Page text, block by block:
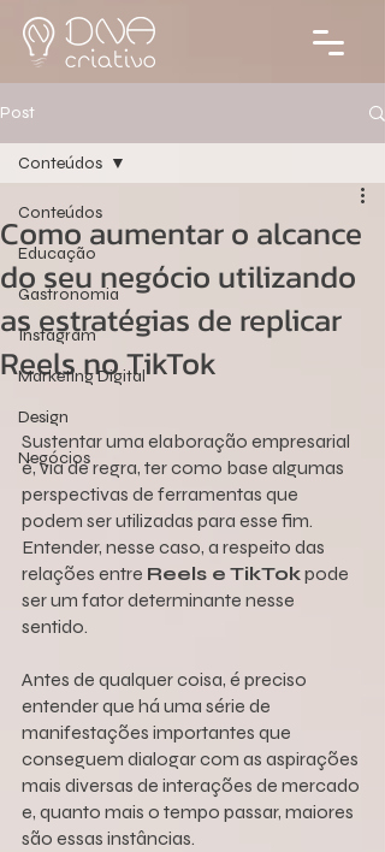
Post
Conteúdos
Educação
Gastronomia
Instagram
Marketing Digital
Design
Negócios
Conteúdos
Como aumentar o alcance
do seu negócio utilizando
as estratégias de replicar
Reels no TikTok
Sustentar uma elaboração empresarial
é, via de regra, ter como base algumas
perspectivas de ferramentas que
podem ser utilizadas para esse fim.
Entender, nesse caso, a respeito das
relações entre Reels e TikTok pode
ser um fator determinante nesse
sentido.
Antes de qualquer coisa, é preciso
entender que há uma série de
manifestações importantes que
conseguem dialogar com as aspirações
mais diversas de interações de mercado
e, quanto mais o tempo passar, maiores
são essas instâncias.